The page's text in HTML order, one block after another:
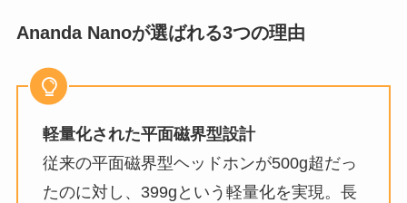
Ananda Nanoが選ばれる3つの理由
軽量化された平面磁界型設計
従来の平面磁界型ヘッドホンが500g超だっ
たのに対し、399gという軽量化を実現。長